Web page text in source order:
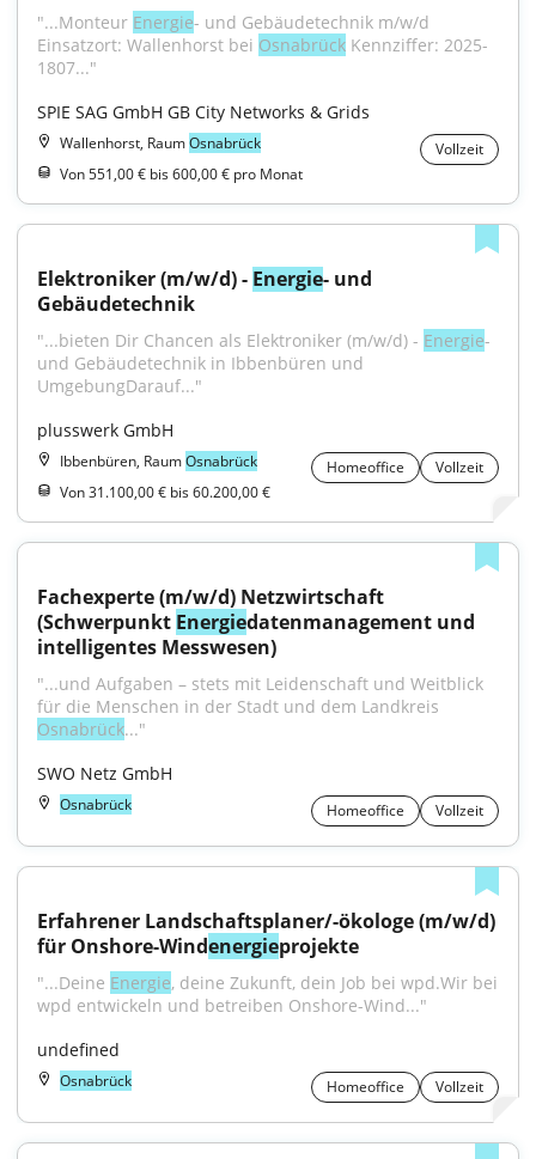
"...Monteur Energie- und Gebäudetechnik m/w/d
Einsatzort: Wallenhorst bei Osnabrück Kennziffer: 2025-
1807..."
SPIE SAG GmbH GB City Networks & Grids
Wallenhorst, RaumOsnabrück
Vollzeit
Von 551,00 € bis 600,00 € pro Monat
Elektroniker (m/w/d) - Energie- und
Gebäudetechnik
"...bieten Dir Chancen als Elektroniker (m/w/d) - Energie-
und Gebäudetechnik in Ibbenbüren und
UmgebungDarauf..."
plusswerk GmbH
Ibbenbüren, RaumOsnabrück Homeoffice
Vollzeit
Von 31.100,00 € bis 60.200,00 €
Fachexperte (m/w/d) Netzwirtschaft
(Schwerpunkt Energiedatenmanagement und
intelligentes Messwesen)
"...und Aufgaben – stets mit Leidenschaft und Weitblick
Osnabrück..."
SWO Netz GmbH
Osnabrück Homeoffice Vollzeit
Erfahrener Landschaftsplaner/-ökologe (m/w/d)
für Onshore-Windenergieprojekte
"...Deine Energie, deine Zukunft, dein Job bei wpd.Wir bei
wpd entwickeln und betreiben Onshore-Wind..."
undefined
Osnabrück Homeoffice Vollzeit